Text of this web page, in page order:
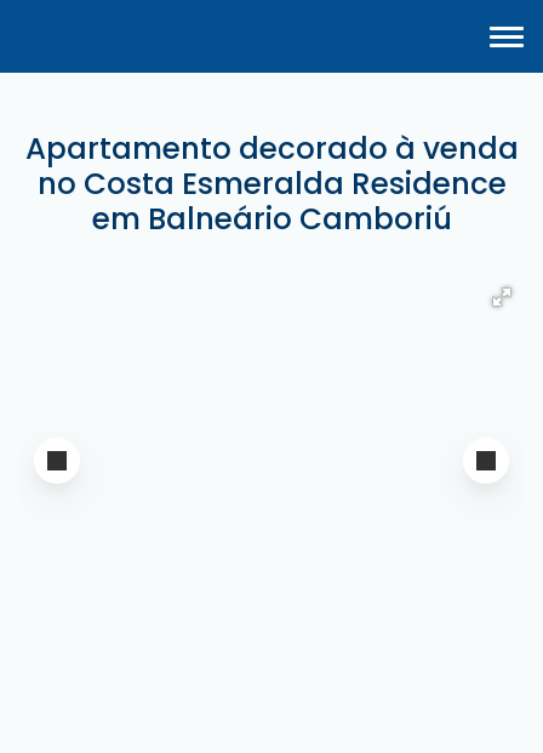
Apartamento decorado à venda
no Costa Esmeralda Residence
em Balneário Camboriú